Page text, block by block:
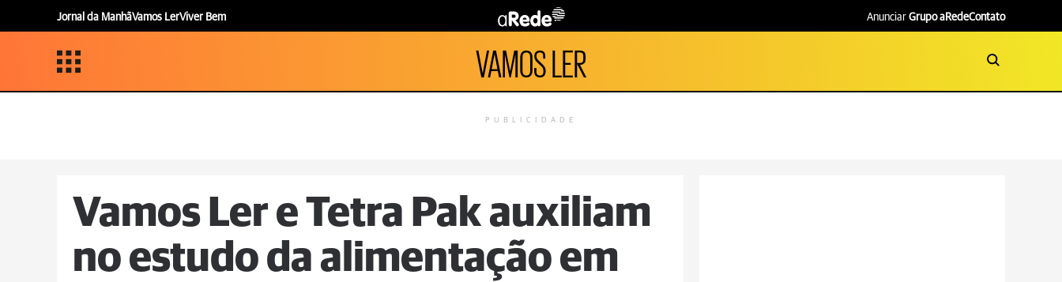
Jornal da ManhãVamos LerViver Bem Anunciar Grupo aRedeContato
VAMOS LER
PUBLICIDADE
Vamos Ler e Tetra Pak auxiliam
no estudo da alimentação em